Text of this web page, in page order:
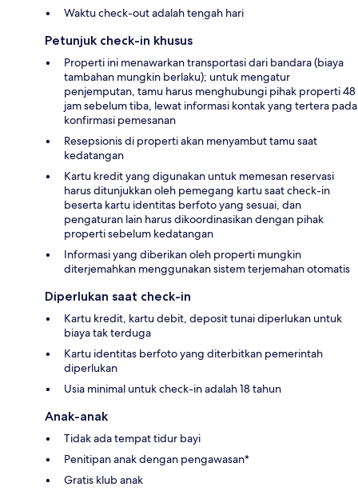
Waktu check-out adalah tengah hari
Petunjuk check-in khusus
Properti ini menawarkan transportasi dari bandara (biaya
tambahan mungkin berlaku); untuk mengatur
penjemputan, tamu harus menghubungi pihak properti 48
jam sebelum tiba, lewat informasi kontak yang tertera pada
konfirmasi pemesanan
Resepsionis di properti akan menyambut tamu saat
kedatangan
Kartu kredit yang digunakan untuk memesan reservasi
harus ditunjukkan oleh pemegang kartu saat check-in
beserta kartu identitas berfoto yang sesuai, dan
pengaturan lain harus dikoordinasikan dengan pihak
properti sebelum kedatangan
Informasi yang diberikan oleh properti mungkin
diterjemahkan menggunakan sistem terjemahan otomatis
Diperlukan saat check-in
Kartu kredit, kartu debit, deposit tunai diperlukan untuk
biaya tak terduga
Kartu identitas berfoto yang diterbitkan pemerintah
diperlukan
Usia minimal untuk check-in adalah 18 tahun
Anak-anak
Tidak ada tempat tidur bayi
Penitipan anak dengan pengawasan*
Gratis klub anak